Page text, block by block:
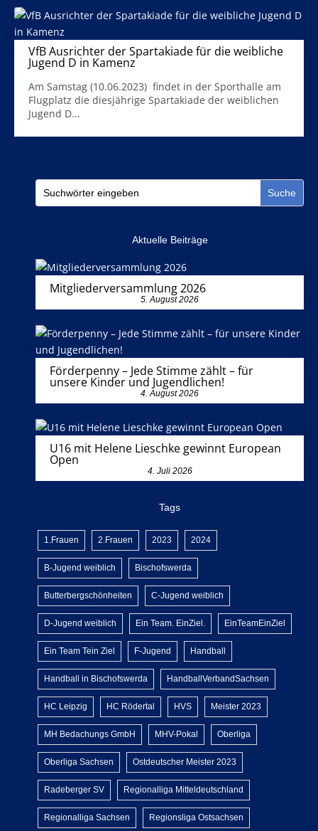
VfB Ausrichter der Spartakiade für die weibliche
Jugend D in Kamenz
Am Samstag (10.06.2023) findet in der Sporthalle am
Flugplatz die diesjährige Spartakiade der weiblichen
Jugend D...
Aktuelle Beiträge
Mitgliederversammlung 2026
5. August 2026
Förderpenny – Jede Stimme zählt – für
unsere Kinder und Jugendlichen!
4. August 2026
U16 mit Helene Lieschke gewinnt European
Open
4. Juli 2026
Tags
1.Frauen 2.Frauen 2023 2024
B-Jugend weiblich Bischofswerda
Butterbergschönheiten C-Jugend weiblich
D-Jugend weiblich Ein Team. EinZiel. EinTeamEinZiel
Ein Team Tein Ziel F-Jugend Handball
Handball in Bischofswerda HandballVerbandSachsen
HC Leipzig HC Rödertal HVS Meister 2023
MH Bedachungs GmbH MHV-Pokal Oberliga
Oberliga Sachsen Ostdeutscher Meister 2023
Radeberger SV Regionalliga Mitteldeutschland
Regionalliga Sachsen Regionsliga Ostsachsen